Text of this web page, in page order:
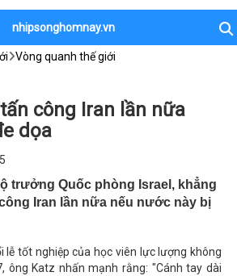
nhipsonghomnay.vn
Vòng quanh thế giới
công Iran lần nữa
dọa
trưởng Quốc phòng Israel, khẳng
Iran lần nữa nếu nước này bị
lễ tốt nghiệp của học viên lực lượng không
ông Katz nhấn mạnh rằng: "Cánh tay dài